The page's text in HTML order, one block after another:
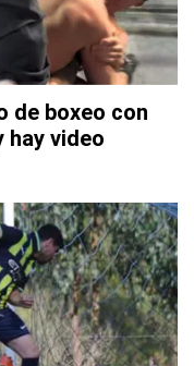
de boxeo con
hay video